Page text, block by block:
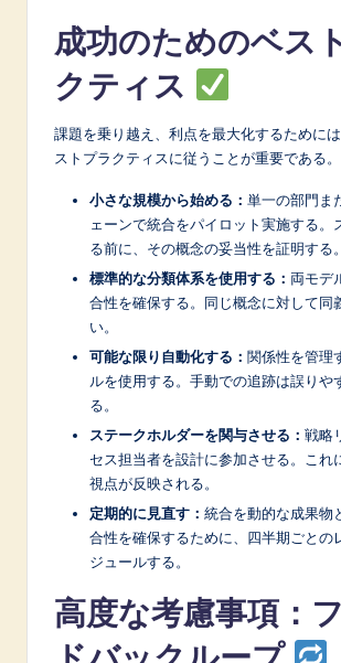
成功のためのベス
クティス
課題を乗り越え、利点を最大化するために
ストプラクティスに従うことが重要である。
小さな規模から始める： 単一の部門ま
ェーンで統合をパイロット実施する。
る前に、その概念の妥当性を証明する。
標準的な分類体系を使用する： 両モデ
合性を確保する。同じ概念に対して同
い。
可能な限り自動化する： 関係性を管理
ルを使用する。手動での追跡は誤りや
る。
ステークホルダーを関与させる： 戦略
セス担当者を設計に参加させる。これ
視点が反映される。
定期的に見直す： 統合を動的な成果物
合性を確保するために、四半期ごとの
ジュールする。
高度な考慮事項：